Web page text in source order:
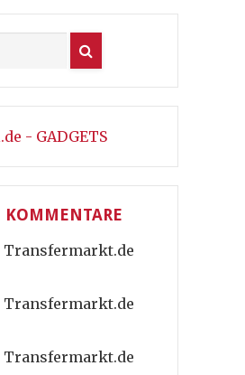
- GADGETS
KOMMENTARE
Transfermarkt.de
Transfermarkt.de
Transfermarkt.de